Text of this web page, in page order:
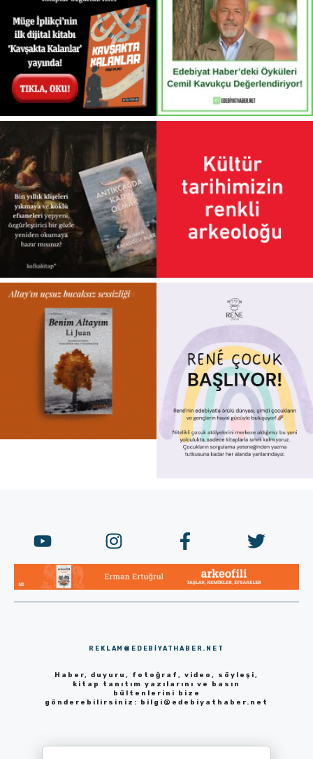
REKLAM@EDEBIYATHABER.NET
Haber, duyuru, fotoğraf, video, söyleşi,
kitap tanıtım yazılarını ve basın
bültenlerini bize
gönderebilirsiniz: bilgi@edebiyathaber.net